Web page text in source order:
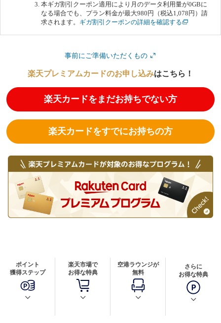
本ギガ割引クーポン適用により月のデータ利用量が0GBに
なる場合でも、プラン料金が最大980円（税込1,078円）請
求されます。 ギガ割引クーポンの詳細を確認する
事前にご準備いただくもの
楽天プレミアムカードのお申し込みはこちら！
楽天カードをまだお持ちでない方
楽天カードをすでにお持ちの方
ポイント
獲得ステップ
楽天市場で
お得な特典
空港ラウンジが
無料
さらに
お得な特典